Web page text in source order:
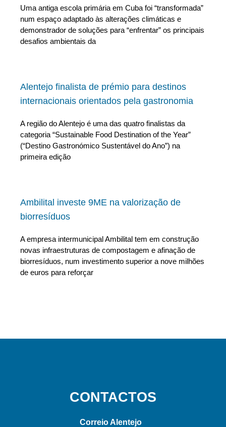
Uma antiga escola primária em Cuba foi “transformada”
num espaço adaptado às alterações climáticas e
demonstrador de soluções para “enfrentar” os principais
desafios ambientais da
Alentejo finalista de prémio para destinos
internacionais orientados pela gastronomia
A região do Alentejo é uma das quatro finalistas da
categoria “Sustainable Food Destination of the Year”
(“Destino Gastronómico Sustentável do Ano”) na
primeira edição
Ambilital investe 9ME na valorização de
biorresíduos
A empresa intermunicipal Ambilital tem em construção
novas infraestruturas de compostagem e afinação de
biorresíduos, num investimento superior a nove milhões
de euros para reforçar
CONTACTOS
Correio Alentejo